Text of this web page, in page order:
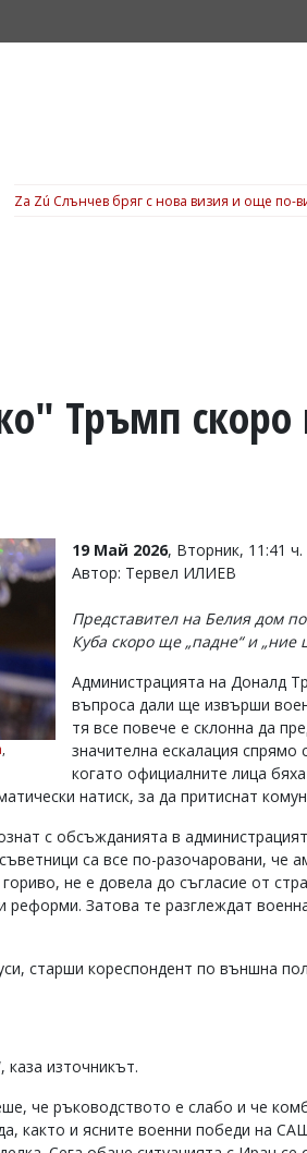
Za Zú Слънчев бряг с нова визия и още по-
Тръмп
,
19 Май 2026, Вторник, 11:41 ч.
Автор: Тервел ИЛИЕВ
Представител на Белия дом
Куба скоро ще „падне“ и
Администрацията на Доналд
въпроса дали ще извърши
тя все повече е склонна да
значителна ескалация спрямо
когато официалните лица
натиск, за да притиснат
с обсъжданията в
са все по-разочаровани, че
не е довела до съгласие от
реформи. Затова те разглеждат
старши кореспондент по външна
каза източникът.
че ръководството е слабо и че
както и ясните военни победи на